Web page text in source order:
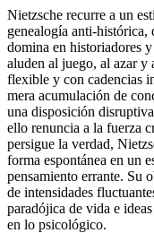
Nietzsche recurre a un
genealogía anti-histórica,
domina en historiadores
aluden al juego, al azar y
flexible y con cadencias
mera acumulación de
una disposición
ello renuncia a la fuerza
persigue la verdad,
forma espontánea en un
pensamiento errante. Su
de intensidades
paradójica de vida e
en lo psicológico.